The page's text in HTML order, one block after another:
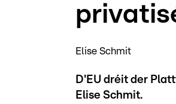
Elise Schmit
D'EU dréit der
Elise Schmit.